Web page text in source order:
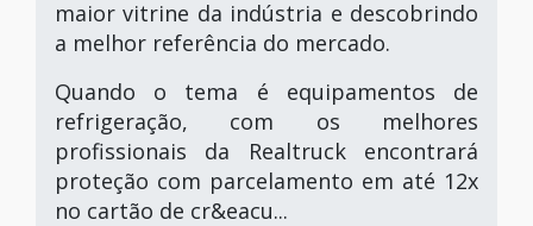
maior vitrine da indústria e descobrindo
a melhor referência do mercado.
Quando o tema é equipamentos de
refrigeração, com os melhores
profissionais da Realtruck encontrará
proteção com parcelamento em até 12x
no cartão de cr&eacu...